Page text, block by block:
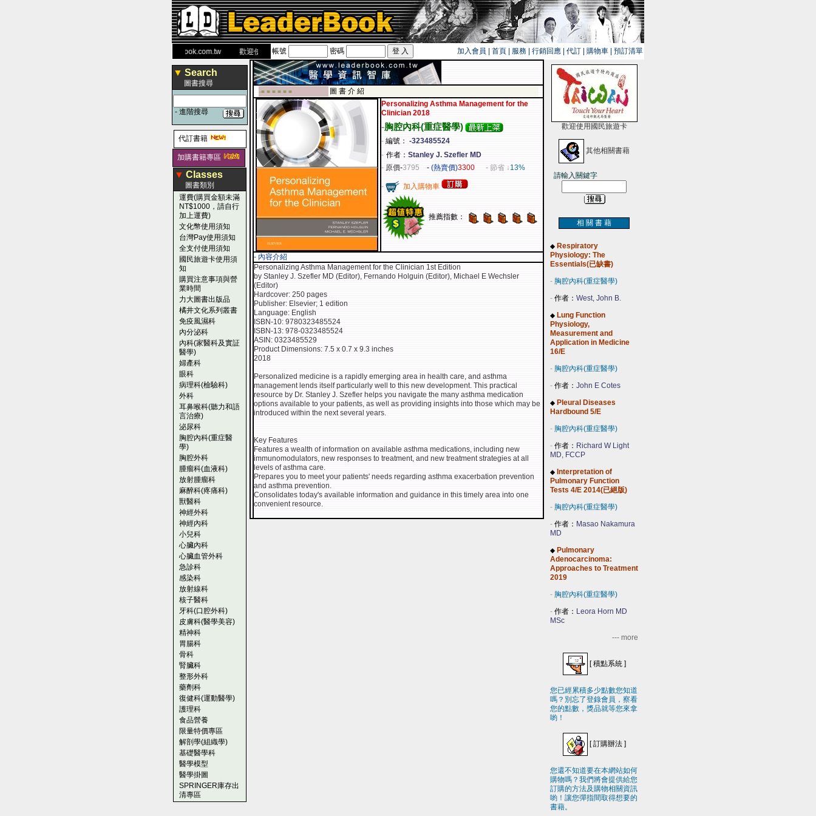
www.leaderbook.com.tw歡迎使用 國民旅遊卡！！
帳號 密碼 加入會員 首頁 服務 行銷回應 代訂 購物車 預訂清單
▼ Search
圖書搜尋
- 進階搜尋
代訂書籍
加購書籍專區
▼ Classes
圖書類別
運費(購買金額未滿
NT$1000，請自行
加上運費)
文化幣使用須知
台灣Pay使用須知
全支付使用須知
國民旅遊卡使用須
知
購買注意事項與營
業時間
力大圖書出版品
橘井文化系列叢書
免疫風濕科
內分泌科
內科(家醫科及實証
醫學)
婦產科
眼科
病理科(檢驗科)
外科
耳鼻喉科(聽力和語
言治療)
泌尿科
胸腔內科(重症醫
學)
胸腔外科
腫瘤科(血液科)
放射腫瘤科
麻醉科(疼痛科)
獸醫科
神經外科
神經內科
小兒科
心臟內科
心臟血管外科
急診科
感染科
放射線科
核子醫科
牙科(口腔外科)
皮膚科(醫學美容)
精神科
胃腸科
骨科
腎臟科
整形外科
藥劑科
復健科(運動醫學)
護理科
食品營養
限量特價專區
解剖學(組織學)
基礎醫學科
醫學模型
醫學掛圖
SPRINGER庫存出
清專區
-■ ■ ■ ■ ■ ■
圖 書 介 紹
Personalizing Asthma Management for the
Clinician 2018
-胸腔內科(重症醫學)
- 編號： -323485524
- 作者： Stanley J. Szefler MD
- 原價-3795 - (熱賣價)3300 - 節省 ↓13%
- 加入購物車
推薦指數：
- 內容介紹
Personalizing Asthma Management for the Clinician 1st Edition
by Stanley J. Szefler MD (Editor), Fernando Holguin (Editor), Michael E Wechsler
(Editor)
Hardcover: 250 pages
Publisher: Elsevier; 1 edition
Language: English
ISBN-10: 9780323485524
ISBN-13: 978-0323485524
ASIN: 0323485529
Product Dimensions: 7.5 x 0.7 x 9.3 inches
2018
Personalized medicine is a rapidly emerging area in health care, and asthma
management lends itself particularly well to this new development. This practical
resource by Dr. Stanley J. Szefler helps you navigate the many asthma medication
options available to your patients, as well as providing insights into those which may be
introduced within the next several years.
Key Features
Features a wealth of information on available asthma medications, including new
immunomodulators, new responses to treatment, and new treatment strategies at all
levels of asthma care.
Prepares you to meet your patients' needs regarding asthma exacerbation prevention
and asthma prevention.
Consolidates today's available information and guidance in this timely area into one
convenient resource.
歡迎使用國民旅遊卡
其他相關書藉
請輸入關鍵字
相 關 書 藉
◆ Respiratory
Physiology: The
Essentials(已缺書)
- 胸腔內科(重症醫學)
- 作者： West, John B.
◆ Lung Function
Physiology,
Measurement and
Application in Medicine
16/E
- 胸腔內科(重症醫學)
- 作者： John E Cotes
◆ Pleural Diseases
Hardbound 5/E
- 胸腔內科(重症醫學)
- 作者： Richard W Light
MD, FCCP
◆ Interpretation of
Pulmonary Function
Tests 4/E 2014(已絕版)
- 胸腔內科(重症醫學)
- 作者： Masao Nakamura
MD
◆ Pulmonary
Adenocarcinoma:
Approaches to Treatment
2019
- 胸腔內科(重症醫學)
- 作者： Leora Horn MD
MSc
--- more
[積點系統 ]
您已經累積多少點數您知道
嗎？別忘了登錄會員，察看
您的點數，獎品就等您來拿
喲！
[訂購辦法]
您還不知道要在本網站如何
購物嗎？我們將會提供給您
訂購的方法及購物相關資訊
喲！讓您彈指間取得想要的
書藉。